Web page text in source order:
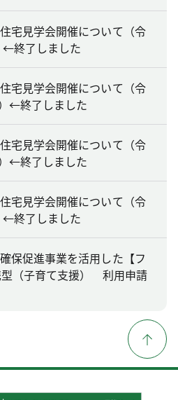
宅見学会開催について（令
←終了しました
宅見学会開催について（令
←終了しました
宅見学会開催について（令
←終了しました
宅見学会開催について（令
←終了しました
保促進事業を活用した【フ
型（子育て支援） 利用申請